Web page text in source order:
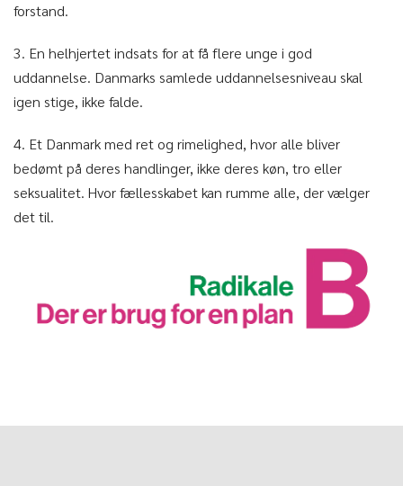
forstand.
3. En helhjertet indsats for at få flere unge i god
uddannelse. Danmarks samlede uddannelsesniveau skal
igen stige, ikke falde.
4. Et Danmark med ret og rimelighed, hvor alle bliver
bedømt på deres handlinger, ikke deres køn, tro eller
seksualitet. Hvor fællesskabet kan rumme alle, der vælger
det til.